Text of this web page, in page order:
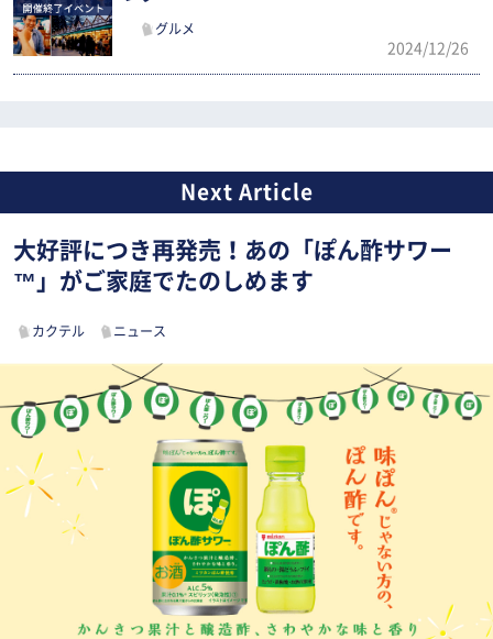
グルメ
2024/12/26
大好評につき再発売！あの「ぽん酢サワー
™」がご家庭でたのしめます
カクテル ニュース